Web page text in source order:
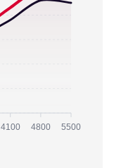
4100 4800 5500